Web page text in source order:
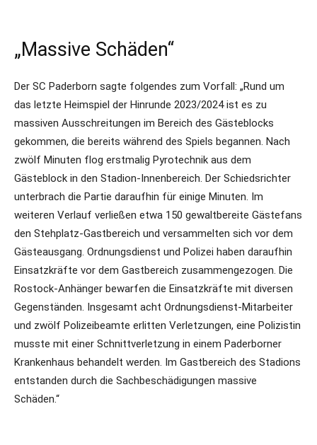
„Massive Schäden“
Der SC Paderborn sagte folgendes zum Vorfall: „Rund um
das letzte Heimspiel der Hinrunde 2023/2024 ist es zu
massiven Ausschreitungen im Bereich des Gästeblocks
gekommen, die bereits während des Spiels begannen. Nach
zwölf Minuten flog erstmalig Pyrotechnik aus dem
Gästeblock in den Stadion-Innenbereich. Der Schiedsrichter
unterbrach die Partie daraufhin für einige Minuten. Im
weiteren Verlauf verließen etwa 150 gewaltbereite Gästefans
den Stehplatz-Gastbereich und versammelten sich vor dem
Gästeausgang. Ordnungsdienst und Polizei haben daraufhin
Einsatzkräfte vor dem Gastbereich zusammengezogen. Die
Rostock-Anhänger bewarfen die Einsatzkräfte mit diversen
Gegenständen. Insgesamt acht Ordnungsdienst-Mitarbeiter
und zwölf Polizeibeamte erlitten Verletzungen, eine Polizistin
musste mit einer Schnittverletzung in einem Paderborner
Krankenhaus behandelt werden. Im Gastbereich des Stadions
entstanden durch die Sachbeschädigungen massive
Schäden.“